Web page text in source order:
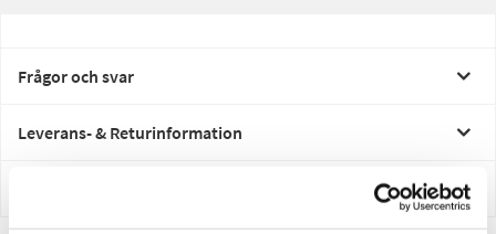
Frågor och svar
Leverans- & Returinformation